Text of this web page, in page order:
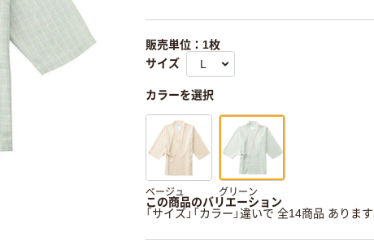
販売単位：1枚
サイズ
カラーを選択
ベージュ グリーン
この商品のバリエーション
「サイズ」「カラー」違いで 全14商品 あります